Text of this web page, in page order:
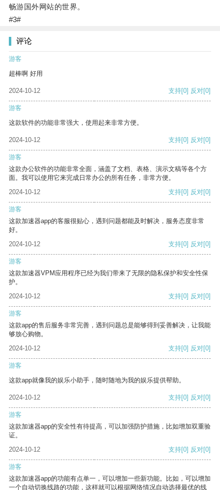
畅游国外网站的世界。
#3#
评论
游客
超棒啊 好用
2024-10-12 支持[0] 反对[0]
游客
这款软件的功能非常强大，使用起来非常方便。
2024-10-12 支持[0] 反对[0]
游客
这款办公软件的功能非常全面，涵盖了文档、表格、演示文稿等各个方
面。我可以使用它来完成日常办公的所有任务，非常方便。
2024-10-12
支持[0] 反对[0]
游客
这款加速器app的客服很贴心，遇到问题都能及时解决，服务态度非常
好。
2024-10-12
支持[0] 反对[0]
游客
这款加速器VPM应用程序已经为我们带来了无限的隐私保护和安全性保
护。
2024-10-12
支持[0] 反对[0]
游客
这款app的售后服务非常完善，遇到问题总是能够得到妥善解决，让我能
够放心购物。
2024-10-12
支持[0] 反对[0]
游客
这款app就像我的娱乐小助手，随时随地为我的娱乐提供帮助。
2024-10-12 支持[0] 反对[0]
游客
这款加速器app的安全性有待提高，可以加强防护措施，比如增加双重验
证。
2024-10-12
支持[0] 反对[0]
游客
这款加速器app的功能有点单一，可以增加一些新功能。比如，可以增加
一个自动切换线路的功能，这样就可以根据网络情况自动选择最优的线